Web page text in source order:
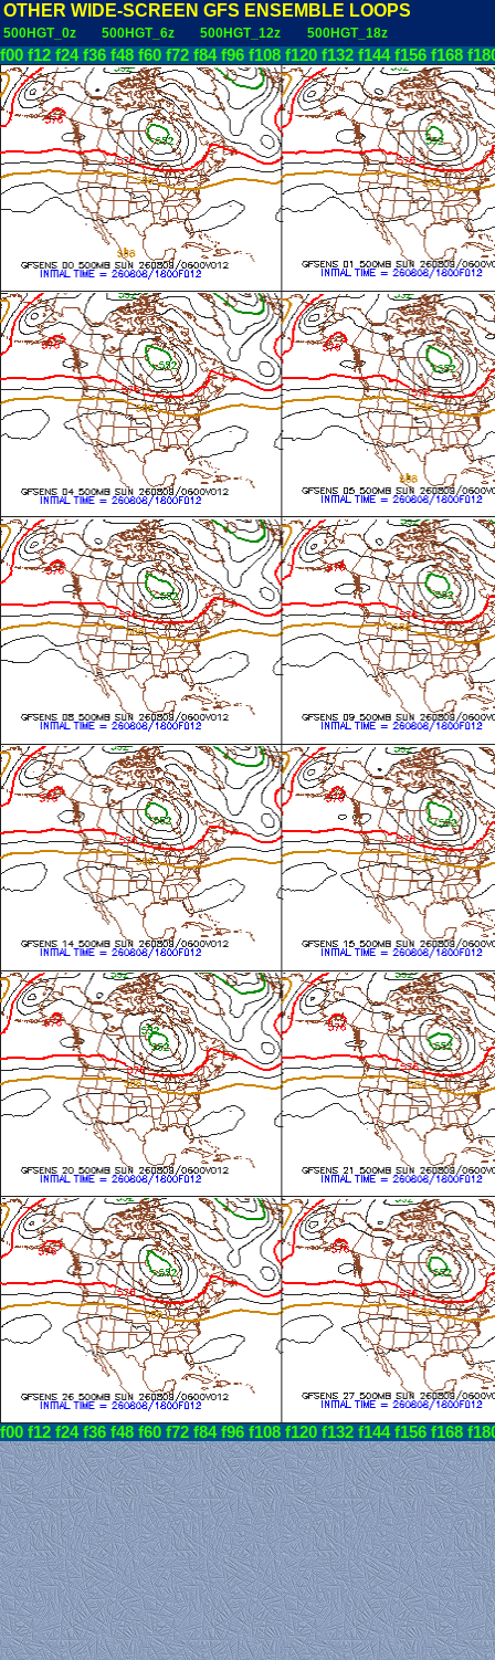
OTHER WIDE-SCREEN GFS ENSEMBLE LOOPS
500HGT_0z 500HGT_6z 500HGT_12z 500HGT_18z
f00 f12 f24 f36 f48 f60 f72 f84 f96 f108 f120 f132 f144 f156 f168
f00 f12 f24 f36 f48 f60 f72 f84 f96 f108 f120 f132 f144 f156 f168